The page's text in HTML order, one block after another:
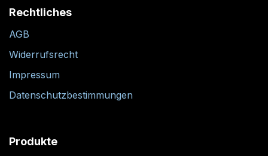
Rechtliches
AGB
Widerrufsrecht
Impressum
Datenschutzbestimmungen
Produkte